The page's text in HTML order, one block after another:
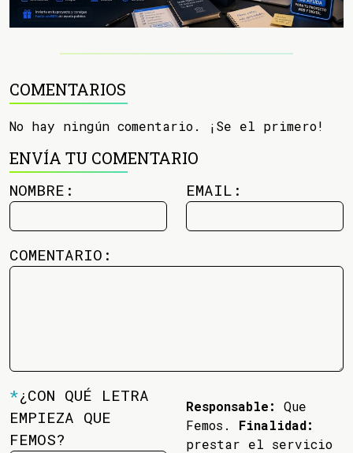
COMENTARIOS
No hay ningún comentario. ¡Se el primero!
ENVÍA TU COMENTARIO
NOMBRE: EMAIL:
COMENTARIO:
*¿CON QUÉ LETRA
EMPIEZA QUE
FEMOS?
Responsable:
Que
Femos. Finalidad:
prestar el servicio